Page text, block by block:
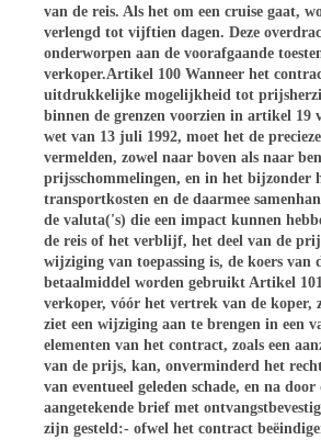
van de reis. Als het om een cruise gaat,
verlengd tot vijftien dagen. Deze
onderworpen aan de voorafgaande
verkoper.Artikel 100 Wanneer het
uitdrukkelijke mogelijkheid tot
binnen de grenzen voorzien in artikel 19
wet van 13 juli 1992, moet het de
vermelden, zowel naar boven als naar
prijsschommelingen, en in het bijzonder
transportkosten en de daarmee
de valuta('s) die een impact kunnen
de reis of het verblijf, het deel van de
wijziging van toepassing is, de koers van
betaalmiddel worden gebruikt Artikel
verkoper, vóór het vertrek van de koper,
ziet een wijziging aan te brengen in een
elementen van het contract, zoals een
van de prijs, kan, onverminderd het
van eventueel geleden schade, en na
aangetekende brief met
zijn gesteld:- ofwel het contract